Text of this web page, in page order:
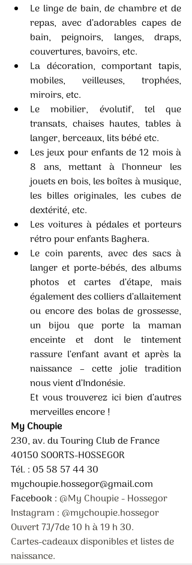
Le linge de bain, de chambre et de
repas, avec d’adorables capes de
bain, peignoirs, langes, draps,
couvertures, bavoirs, etc.
La décoration, comportant tapis,
mobiles, veilleuses, trophées,
miroirs, etc.
Le mobilier, évolutif, tel que
transats, chaises hautes, tables à
langer, berceaux, lits bébé etc.
Les jeux pour enfants de 12 mois à
8 ans, mettant à l’honneur les
jouets en bois, les boîtes à musique,
les billes originales, les cubes de
dextérité, etc.
Les voitures à pédales et porteurs
rétro pour enfants Baghera.
Le coin parents, avec des sacs à
langer et porte-bébés, des albums
photos et cartes d’étape, mais
également des colliers d’allaitement
ou encore des bolas de grossesse,
un bijou que porte la maman
enceinte et dont le tintement
rassure l’enfant avant et après la
naissance – cette jolie tradition
nous vient d’Indonésie.
Et vous trouverez ici bien d’autres
merveilles encore !
My Choupie
230, av. du Touring Club de France
40150 SOORTS-HOSSEGOR
Tél. : 05 58 57 44 30
mychoupie.hossegor@gmail.com
Facebook : @My Choupie - Hossegor
Instagram : @mychoupie.hossegor
Ouvert 7J/7de 10 h à 19 h 30.
Cartes-cadeaux disponibles et listes de
naissance.